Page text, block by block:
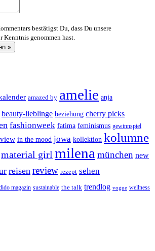
bestätigst Du, dass Du unsere
Kenntnis genommen hast.
amazed by amelie anja
beauty-lieblinge beziehung cherry picks
fashionweek fatima feminismus gewinnspiel
in the mood jowa kollektion kolumne
material girl milena münchen new
reisen review rezept sehen
magazin sustainable the talk trendlog vogue wellness